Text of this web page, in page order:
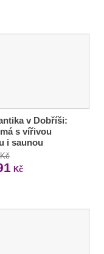
v Dobříši:
s vířivou
i saunou
Kč